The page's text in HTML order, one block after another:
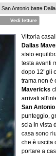
Antonio batte
Vedi letture
Vittoria
Dallas
stato
testa avanti
dopo 12' gli
trama non è
Mavericks
arrivati
San Antonio
punteggio,
scia in vista
casa sono
che è uscita
portare a